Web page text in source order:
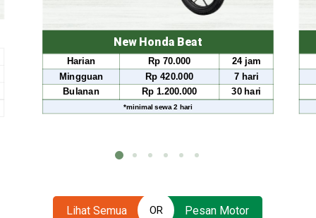
New Honda Beat
Harian Rp 70.000 24 jam
Mingguan Rp 420.000 7 hari
Bulanan Rp 1.200.000 30 hari
minimal sewa2 hari
Lihat Semua OR Pesan Motor